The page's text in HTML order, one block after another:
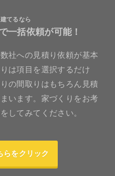
てるなら
一括依頼が可能！
社への見積り依頼が基本
は項目を選択するだけ
の間取りはもちろん見積
います。家づくりをお考
してみてください。
らをクリック